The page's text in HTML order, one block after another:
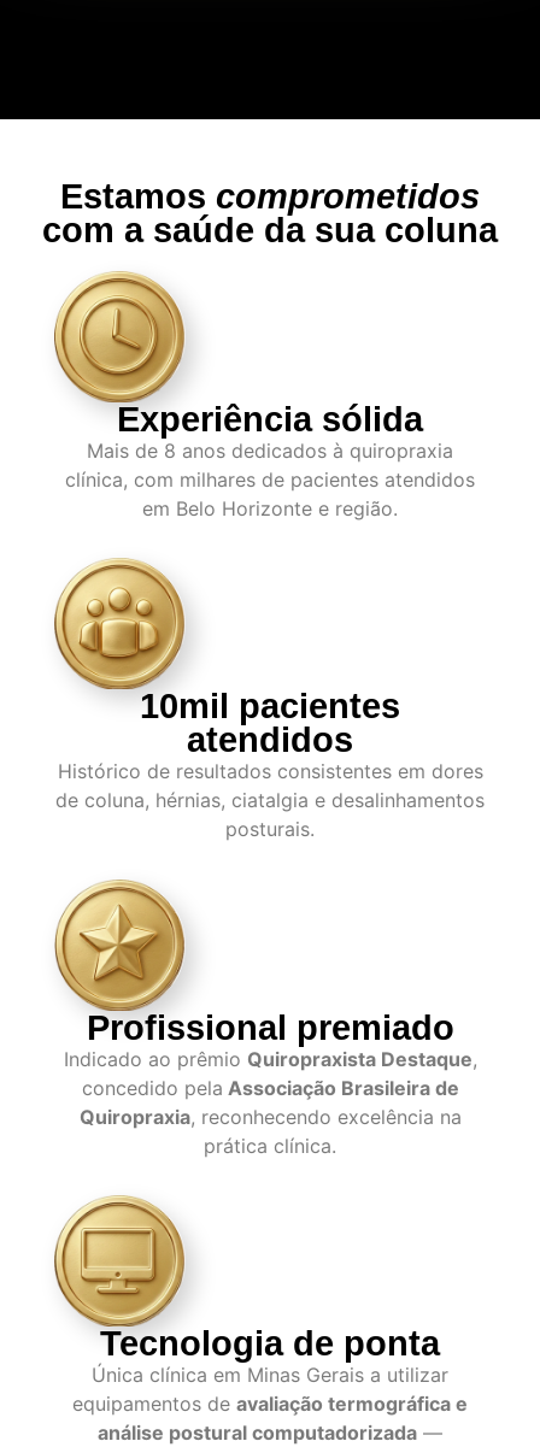
Estamos comprometidos
com a saúde da sua coluna
Experiência sólida
Mais de 8 anos dedicados à quiropraxia
clínica, com milhares de pacientes atendidos
em Belo Horizonte e região.
10mil pacientes
atendidos
Histórico de resultados consistentes em dores
de coluna, hérnias, ciatalgia e desalinhamentos
posturais.
Profissional premiado
Indicado ao prêmio Quiropraxista Destaque,
concedido pela Associação Brasileira de
Quiropraxia, reconhecendo excelência na
prática clínica.
Tecnologia de ponta
Única clínica em Minas Gerais a utilizar
equipamentos de avaliação termográfica e
análise postural computadorizada —